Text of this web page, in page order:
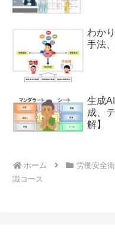
わか
手法
生成
成、
解】
ホーム 労働安全
識コース